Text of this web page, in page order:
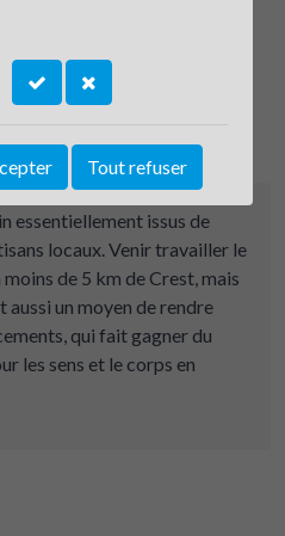
essentiellement issus de
locaux. Venir travailler le
de 5 km de Crest, mais
un moyen de rendre
qui fait gagner du
les sens et le corps en
Tout refuser